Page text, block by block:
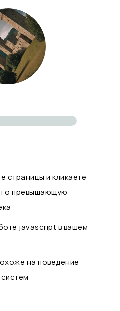
страницы и кликаете
превышающую
javascript в вашем
на поведение